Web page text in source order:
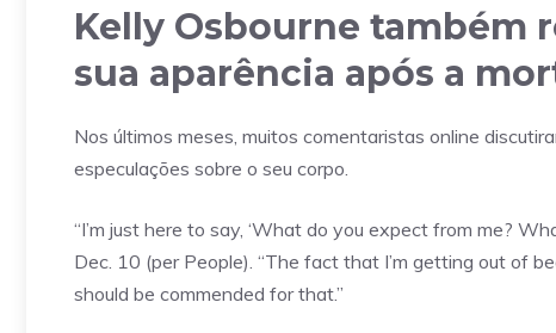
Kelly Osbourne também
sua aparência após a
Nos últimos meses, muitos comentaristas online
especulações sobre o seu corpo.
“I’m just here to say, ‘What do you expect from me?
Dec. 10 (per People). “The fact that I’m getting out of
should be commended for that.”